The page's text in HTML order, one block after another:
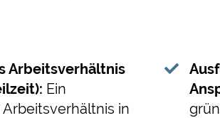
Arbeitsverhältnis
Ein
in